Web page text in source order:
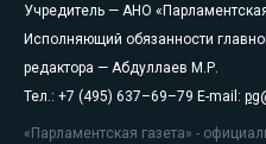
Учредитель — АНО
Исполняющий обязанности
редактора — Абдуллаев М.Р.
Тел.: +7 (495) 637–69–79 E-mail:
«Парламентская газета» -